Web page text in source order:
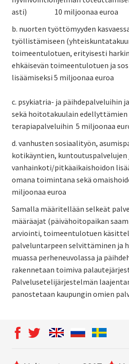
asti) 10 miljoonaa euroa
b. nuorten työttömyyden
työllistämiseen
toimeentulotuen, erityisesti
ehkäisevän toimeentulotuen ja
lisäämiseksi 5 miljoonaa euroa
c. psykiatria- ja päihdepalveluihin
sekä hoitotakuulain
terapiapalveluihin 5 miljoonaa
d. vanhusten sosiaalityön,
kotikäyntien, kuntoutuspalvelujen
vanhainkoti/pitkäaikaishoidon
omana toimintana sekä
miljoonaa euroa
Samalla määritellään selkeät
määräajat (päivähoitopaikan
arviointi, toimeentulotuen
palveluntarpeen selvittäminen ja
muassa perheneuvolassa ja
rakennetaan toimiva
Palvelusetelijärjestelmän
panostetaan kaupungin omien